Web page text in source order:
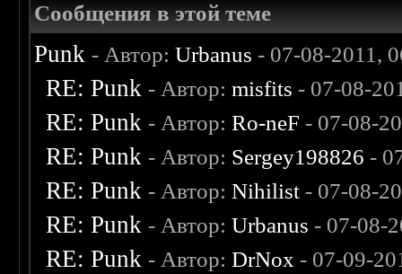
Сообщения в этой теме
Punk - Автор:Urbanus - 07-08-2011,
RE: Punk - Автор:misfits - 07-08-
RE: Punk - Автор:Ro-neF - 07-08-
RE: Punk - Автор: Sergey198826 -
RE: Punk - Автор:Nihilist - 07-08-
RE: Punk - Автор:Urbanus - 07-08-
RE: Punk - Автор:DrNox - 07-09-